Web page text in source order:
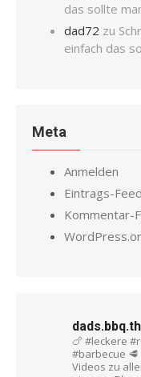
das sollte
dad72 zu
einfach das
Meta
Anmelden
Eintrags-Feed
Kommentar-
🍗 #leckere
#barbecue
Videos zu